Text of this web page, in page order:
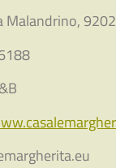
Malandrino,